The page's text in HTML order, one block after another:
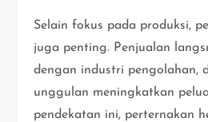
Selain fokus pada produksi,
juga penting. Penjualan
dengan industri pengolahan,
unggulan meningkatkan
pendekatan ini, perternakan